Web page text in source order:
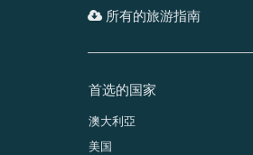
所有的旅游指南
首选的国家
澳大利亞
美国